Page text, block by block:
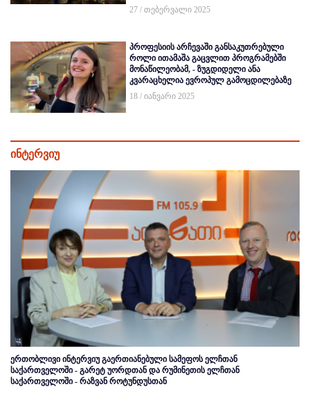
27 / თებერვალი 2025
პროფესიის არჩევაში განსაკუთრებული
როლი ითამაშა გაცვლით პროგრამებში
მონაწილეობამ, - ზუგდიდელი ანა
კვარაცხელია ევროპულ გამოცდილებაზე
18 / იანვარი 2025
ინტერვიუ
ერთობლივი ინტერვიუ გაერთიანებული სამეფოს ელჩთან
საქართველოში - გარეტ უორდთან და რუმინეთის ელჩთან
საქართველოში - რაზვან როტუნდუსთან